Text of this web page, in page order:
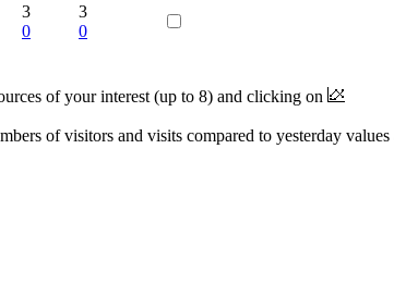
3
0
3
0
of your interest (up to 8) and clicking on
of visitors and visits compared to yesterday values